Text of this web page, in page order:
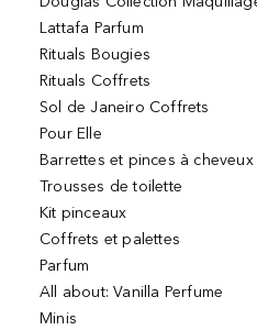
Lattafa Parfum
Rituals Bougies
Rituals Coffrets
Sol de Janeiro Coffrets
Pour Elle
Barrettes et pinces à cheveux
Trousses de toilette
Kit pinceaux
Coffrets et palettes
Parfum
All about: Vanilla Perfume
Minis